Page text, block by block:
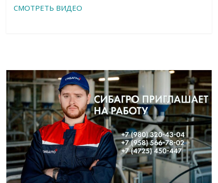
СМОТРЕТЬ ВИДЕО